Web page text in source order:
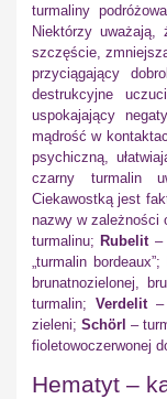
turmaliny
Niektórzy uważają,
szczęście,
przyciągający
destrukcyjne
uspokajający
mądrość w
psychiczną,
czarny turmalin
Ciekawostką jest
nazwy w zależności
turmalinu;Rubelit –
„turmalin bordeaux”;
brunatnozielonej,
turmalin; Verdelit –
zieleni;Schörl –
fioletowoczerwonej
Hematyt –